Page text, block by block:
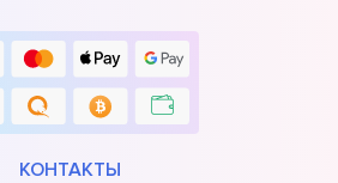
КОНТАКТЫ